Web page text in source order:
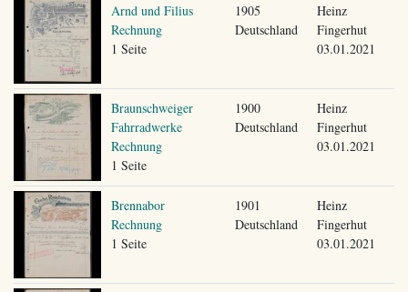
Arnd und Filius
Rechnung
1 Seite
1905
Deutschland
Heinz
Fingerhut
03.01.2021
Braunschweiger
Fahrradwerke
Rechnung
1 Seite
1900
Deutschland
Heinz
Fingerhut
03.01.2021
Brennabor
Rechnung
1 Seite
1901
Deutschland
Heinz
Fingerhut
03.01.2021